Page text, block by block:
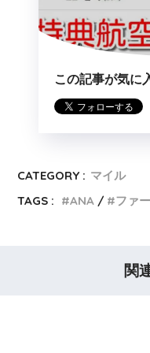
この記事が気に
CATEGORY : マイル
TAGS :
ANA ファ
関